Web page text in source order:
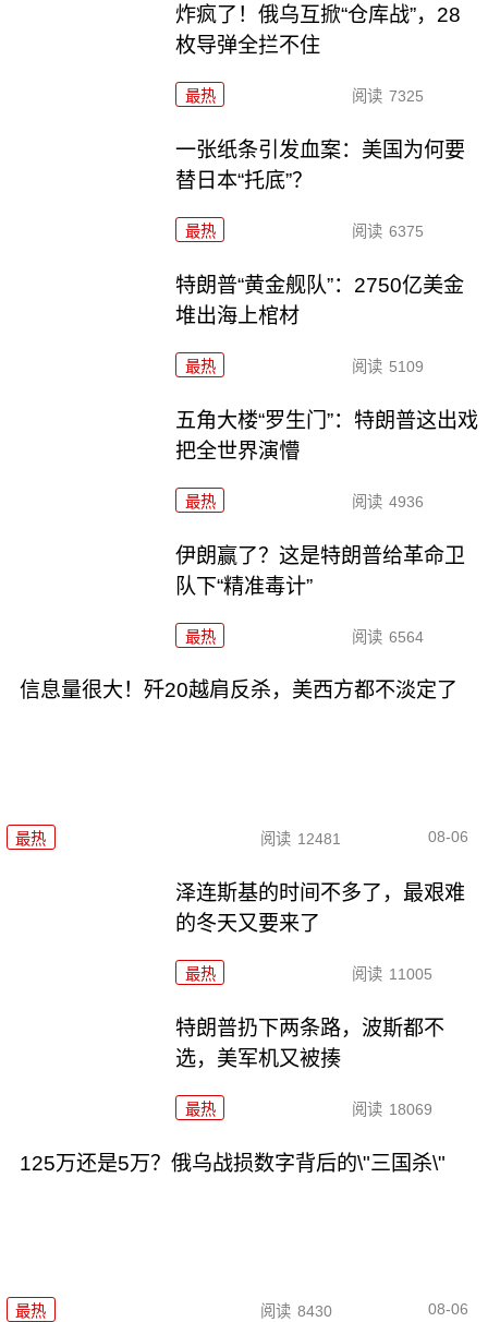
炸疯了！俄乌互掀“仓库战”，28
枚导弹全拦不住
最热 阅读 7325
一张纸条引发血案：美国为何要
替日本“托底”？
最热 阅读 6375
特朗普“黄金舰队”：2750亿美金
堆出海上棺材
最热 阅读 5109
五角大楼“罗生门”：特朗普这出戏
把全世界演懵
最热 阅读 4936
伊朗赢了？这是特朗普给革命卫
队下“精准毒计”
最热 阅读 6564
信息量很大！歼20越肩反杀，美西方都不淡定了
最热 阅读 12481 08-06
泽连斯基的时间不多了，最艰难
的冬天又要来了
最热 阅读 11005
特朗普扔下两条路，波斯都不
选，美军机又被揍
最热 阅读 18069
125万还是5万？俄乌战损数字背后的\"三国杀\"
最热 阅读 8430 08-06